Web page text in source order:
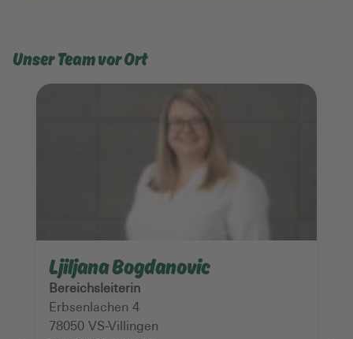
Unser Team vor Ort
Ljiljana Bogdanovic
Bereichsleiterin
Erbsenlachen 4
78050 VS-Villingen